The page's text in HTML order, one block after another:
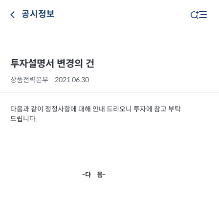
공시정보
투자설명서 변경의 건
상품전략본부 2021.06.30
다음과 같이 정정사항에 대해 안내 드리오니 투자에 참고 부탁
드립니다.
-다 음-